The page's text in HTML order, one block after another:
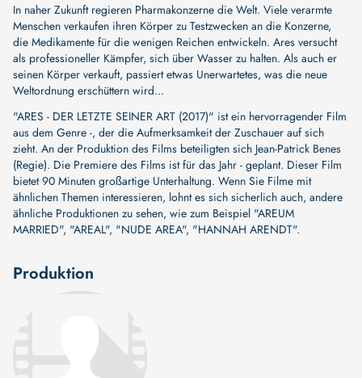
In naher Zukunft regieren Pharmakonzerne die Welt. Viele verarmte
Menschen verkaufen ihren Körper zu Testzwecken an die Konzerne,
die Medikamente für die wenigen Reichen entwickeln. Ares versucht
als professioneller Kämpfer, sich über Wasser zu halten. Als auch er
seinen Körper verkauft, passiert etwas Unerwartetes, was die neue
Weltordnung erschüttern wird...
"ARES - DER LETZTE SEINER ART (2017)" ist ein hervorragender Film
aus dem Genre -, der die Aufmerksamkeit der Zuschauer auf sich
zieht. An der Produktion des Films beteiligten sich Jean-Patrick Benes
(Regie). Die Premiere des Films ist für das Jahr - geplant. Dieser Film
bietet 90 Minuten großartige Unterhaltung. Wenn Sie Filme mit
ähnlichen Themen interessieren, lohnt es sich sicherlich auch, andere
ähnliche Produktionen zu sehen, wie zum Beispiel "AREUM
MARRIED", "AREAL", "NUDE AREA", "HANNAH ARENDT".
Produktion